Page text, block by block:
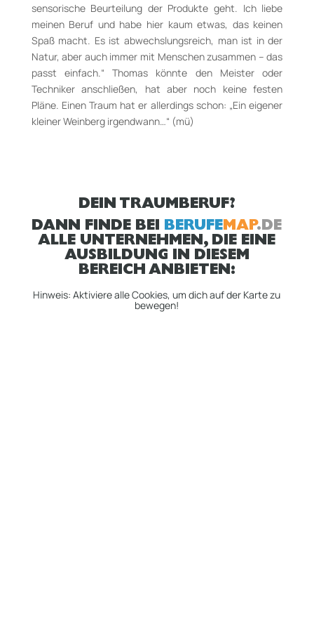
sensorische Beurteilung der Produkte geht. Ich liebe
meinen Beruf und habe hier kaum etwas, das keinen
Spaß macht. Es ist abwechslungsreich, man ist in der
Natur, aber auch immer mit Menschen zusammen – das
passt einfach.“ Thomas könnte den Meister oder
Techniker anschließen, hat aber noch keine festen
Pläne. Einen Traum hat er allerdings schon: „Ein eigener
kleiner Weinberg irgendwann…“ (mü)
DEIN TRAUMBERUF?
DANN FINDE BEI BERUFEMAP.DE
ALLE UNTERNEHMEN, DIE EINE
AUSBILDUNG IN DIESEM
BEREICH ANBIETEN:
Hinweis: Aktiviere alle Cookies, um dich auf der Karte zu
bewegen!